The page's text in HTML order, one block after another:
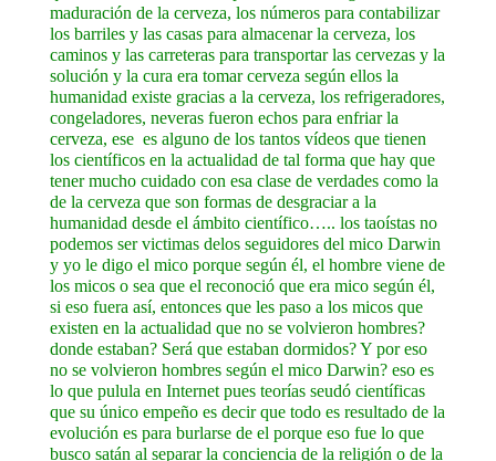
maduración de la cerveza, los números para contabilizar
los barriles y las casas para almacenar la cerveza, los
caminos y las carreteras para transportar las cervezas y la
solución y la cura era tomar cerveza según ellos la
humanidad existe gracias a la cerveza, los refrigeradores,
congeladores, neveras fueron echos para enfriar la
cerveza, ese es alguno de los tantos vídeos que tienen
los científicos en la actualidad de tal forma que hay que
tener mucho cuidado con esa clase de verdades como la
de la cerveza que son formas de desgraciar a la
humanidad desde el ámbito científico….. los taoístas no
podemos ser victimas delos seguidores del mico Darwin
y yo le digo el mico porque según él, el hombre viene de
los micos o sea que el reconoció que era mico según él,
si eso fuera así, entonces que les paso a los micos que
existen en la actualidad que no se volvieron hombres?
donde estaban? Será que estaban dormidos? Y por eso
no se volvieron hombres según el mico Darwin? eso es
lo que pulula en Internet pues teorías seudó científicas
que su único empeño es decir que todo es resultado de la
evolución es para burlarse de el porque eso fue lo que
busco satán al separar la conciencia de la religión o de la